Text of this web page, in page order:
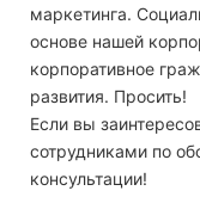
маркетинга.
основе нашей
корпоративное
развития. Просить!
Если вы
сотрудниками по
консультации!